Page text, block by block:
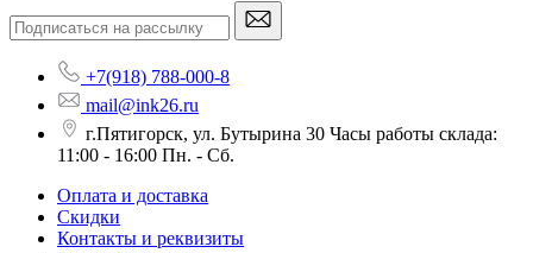
+7(918) 788-000-8
mail@ink26.ru
г.Пятигорск, ул. Бутырина 30 Часы работы склада:
11:00 - 16:00 Пн. - Сб.
Оплата и доставка
Скидки
Контакты и реквизиты